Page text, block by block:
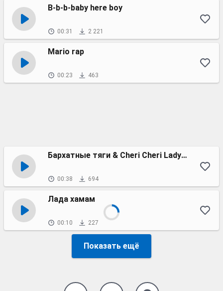
B-b-b-baby here boy
00:31 2 221
Mario rap
00:23 463
Бархатные тяги & Cheri Cheri Lady (tiktok version)
00:38 694
Лада хамам
00:10 227
Показать ещё